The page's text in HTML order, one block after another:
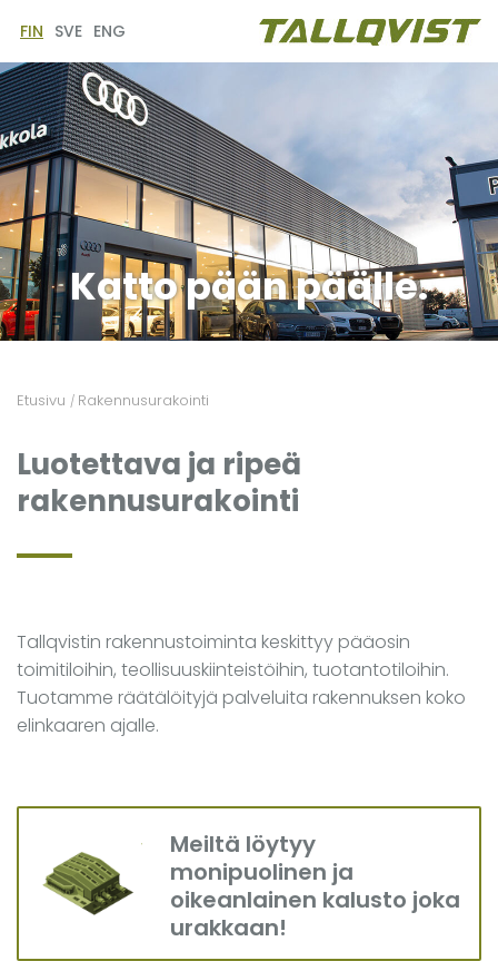
FIN SVE ENG
Katto pään päälle.
Etusivu / Rakennusurakointi
Luotettava ja ripeä
rakennusurakointi
Tallqvistin rakennustoiminta keskittyy pääosin
toimitiloihin, teollisuuskiinteistöihin, tuotantotiloihin.
Tuotamme räätälöityjä palveluita rakennuksen koko
elinkaaren ajalle.
Meiltä löytyy
monipuolinen ja
oikeanlainen kalusto joka
urakkaan!